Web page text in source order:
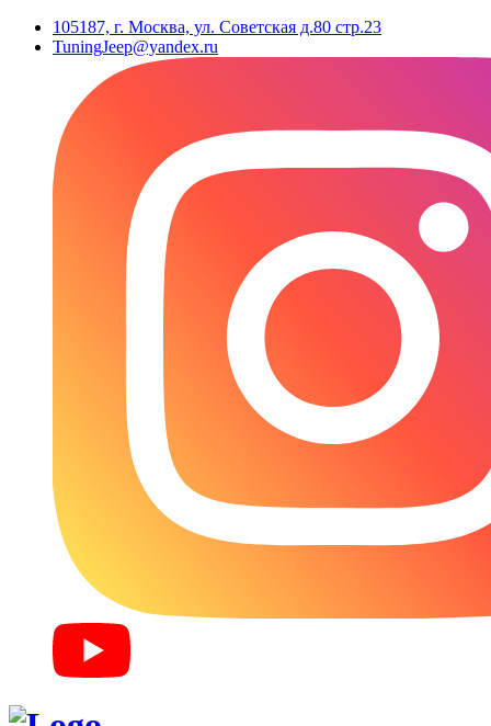
105187, г. Москва, ул. Советская д.80 стр.23
TuningJeep@yandex.ru